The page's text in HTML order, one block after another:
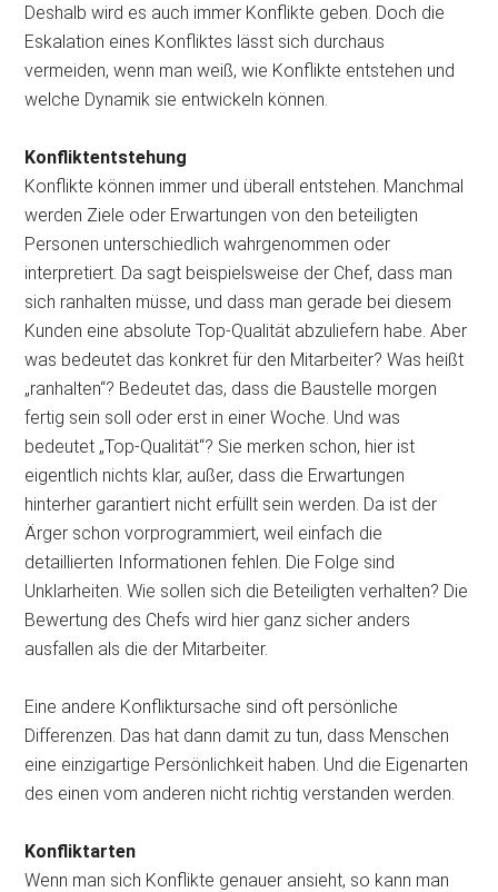
Deshalb wird es auch immer Konflikte geben. Doch die
Eskalation eines Konfliktes lässt sich durchaus
vermeiden, wenn man weiß, wie Konflikte entstehen und
welche Dynamik sie entwickeln können.
Konfliktentstehung
Konflikte können immer und überall entstehen. Manchmal
werden Ziele oder Erwartungen von den beteiligten
Personen unterschiedlich wahrgenommen oder
interpretiert. Da sagt beispielsweise der Chef, dass man
sich ranhalten müsse, und dass man gerade bei diesem
Kunden eine absolute Top-Qualität abzuliefern habe. Aber
was bedeutet das konkret für den Mitarbeiter? Was heißt
„ranhalten“? Bedeutet das, dass die Baustelle morgen
fertig sein soll oder erst in einer Woche. Und was
bedeutet „Top-Qualität“? Sie merken schon, hier ist
eigentlich nichts klar, außer, dass die Erwartungen
hinterher garantiert nicht erfüllt sein werden. Da ist der
Ärger schon vorprogrammiert, weil einfach die
detaillierten Informationen fehlen. Die Folge sind
Unklarheiten. Wie sollen sich die Beteiligten verhalten? Die
Bewertung des Chefs wird hier ganz sicher anders
ausfallen als die der Mitarbeiter.
Eine andere Konfliktursache sind oft persönliche
Differenzen. Das hat dann damit zu tun, dass Menschen
eine einzigartige Persönlichkeit haben. Und die Eigenarten
des einen vom anderen nicht richtig verstanden werden.
Konfliktarten
Wenn man sich Konflikte genauer ansieht, so kann man